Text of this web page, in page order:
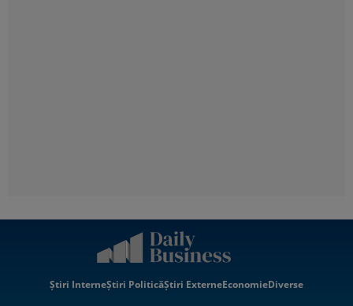
Știri InterneȘtiri PoliticăȘtiri ExterneEconomieDiverse